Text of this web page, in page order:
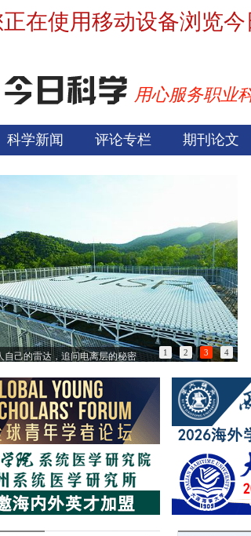
在使用移动设备浏览
用心服务职业
科学新闻 评论专栏 期刊论文
达，追问电离层的秘密 1 2 3 4